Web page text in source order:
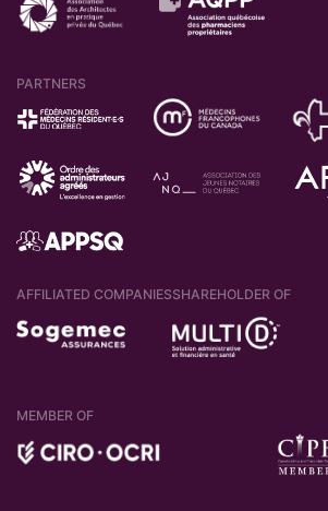
PARTNERS
AFFILIATED COMPANIESSHAREHOLDER OF
MEMBER OF